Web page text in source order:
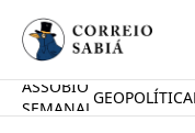
Comunidade
ASSOBIO
SEMANAL
GEOPOLÍTICA